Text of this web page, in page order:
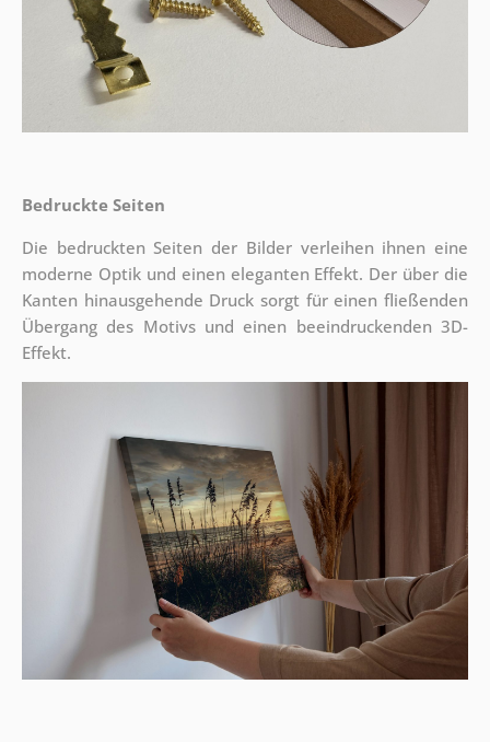
Bedruckte Seiten
Die bedruckten Seiten der Bilder verleihen ihnen eine
moderne Optik und einen eleganten Effekt. Der über die
Kanten hinausgehende Druck sorgt für einen fließenden
Übergang des Motivs und einen beeindruckenden 3D-
Effekt.